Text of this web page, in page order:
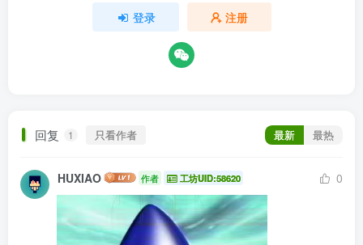
登录 注册
回复 1 只看作者 最新 最热
HUXIAO 作者 工坊UID:58620 0